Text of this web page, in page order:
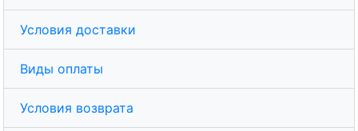
Условия доставки
Виды оплаты
Условия возврата